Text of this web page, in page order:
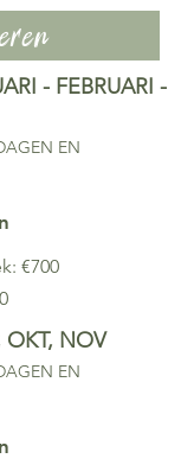
- FEBRUARI -
EN
€700
OKT, NOV
EN